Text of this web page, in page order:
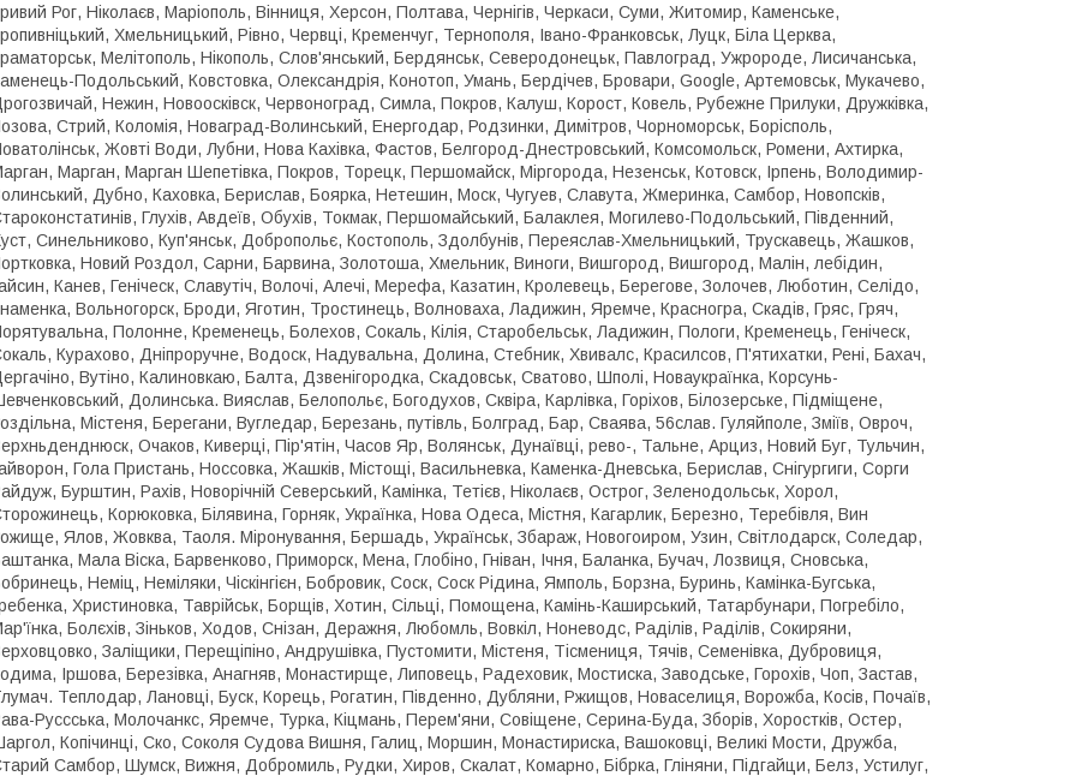
Рог, Ніколаєв, Маріополь, Вінниця, Херсон, Полтава, Чернігів, Черкаси, Суми, Житомир, Каменське,
Хмельницький, Рівно, Червці, Кременчуг, Тернополя, Івано-Франковськ, Луцк, Біла Церква,
Мелітополь, Нікополь, Слов'янський, Бердянськ, Северодонецьк, Павлоград, Ужророде, Лисичанська,
Подольський, Ковстовка, Олександрія, Конотоп, Умань, Бердічев, Бровари, Google, Артемовськ, Мукачево,
Нежин, Новоосківск, Червоноград, Симла, Покров, Калуш, Корост, Ковель, Рубежне Прилуки, Дружківка,
Стрий, Коломія, Новаград-Волинський, Енергодар, Родзинки, Димітров, Чорноморськ, Борісполь,
Жовті Води, Лубни, Нова Кахівка, Фастов, Белгород-Днестровський, Комсомольск, Ромени, Ахтирка,
Марган, Марган Шепетівка, Покров, Торецк, Першомайск, Міргорода, Незенськ, Котовск, Ірпень, Володимир-
Дубно, Каховка, Берислав, Боярка, Нетешин, Моск, Чугуев, Славута, Жмеринка, Самбор, Новопсків,
Глухів, Авдеїв, Обухів, Токмак, Першомайський, Балаклея, Могилево-Подольський, Південний,
Синельниково, Куп'янськ, Добропольє, Костополь, Здолбунів, Переяслав-Хмельницький, Трускавець, Жашков,
Новий Роздол, Сарни, Барвина, Золотоша, Хмельник, Виноги, Вишгород, Вишгород, Малін, лебідин,
Канев, Геніческ, Славутіч, Волочі, Алечі, Мерефа, Казатин, Кролевець, Берегове, Золочев, Люботин, Селідо,
Вольногорск, Броди, Яготин, Тростинець, Волноваха, Ладижин, Яремче, Красногра, Скадів, Гряс, Гряч,
Полонне, Кременець, Болехов, Сокаль, Кілія, Старобельськ, Ладижин, Пологи, Кременець, Геніческ,
Курахово, Дніпроручне, Водоск, Надувальна, Долина, Стебник, Хвивалс, Красилсов, П'ятихатки, Рені, Бахач,
Вутіно, Калиновкаю, Балта, Дзвенігородка, Скадовськ, Сватово, Шполі, Новаукраїнка, Корсунь-
Долинська. Вияслав, Белопольє, Богодухов, Сквіра, Карлівка, Горіхов, Білозерське, Підміщене,
Містеня, Берегани, Вугледар, Березань, путівль, Болград, Бар, Сваява, 56слав. Гуляйполе, Зміїв, Овроч,
Очаков, Киверці, Пір'ятін, Часов Яр, Волянськ, Дунаївці, рево-, Тальне, Арциз, Новий Буг, Тульчин,
Гола Пристань, Носсовка, Жашків, Містощі, Васильневка, Каменка-Дневська, Берислав, Снігургиги, Сорги
Бурштин, Рахів, Новорічній Северський, Камінка, Тетієв, Ніколаєв, Острог, Зеленодольськ, Хорол,
Корюковка, Білявина, Горняк, Українка, Нова Одеса, Містня, Кагарлик, Березно, Теребівля, Вин
Ялов, Жовква, Таоля. Міронування, Бершадь, Українськ, Збараж, Новогоиром, Узин, Світлодарск, Соледар,
Мала Віска, Барвенково, Приморск, Мена, Глобіно, Гніван, Ічня, Баланка, Бучач, Лозвиця, Сновська,
Неміц, Неміляки, Чіскінгієн, Бобровик, Соск, Соск Рідина, Ямполь, Борзна, Буринь, Камінка-Бугська,
Христиновка, Таврійськ, Борщів, Хотин, Сільці, Помощена, Камінь-Каширський, Татарбунари, Погребіло,
Болєхів, Зіньков, Ходов, Снізан, Деражня, Любомль, Вовкіл, Ноневодс, Раділів, Раділів, Сокиряни,
Заліщики, Перещіпіно, Андрушівка, Пустомити, Містеня, Тісмениця, Тячів, Семенівка, Дубровиця,
Іршова, Березівка, Анагняв, Монастирще, Липовець, Радеховик, Мостиска, Заводське, Горохів, Чоп, Застав,
Теплодар, Лановці, Буск, Корець, Рогатин, Південно, Дубляни, Ржищов, Новаселиця, Ворожба, Косів, Почаїв,
Руссська, Молочанкс, Яремче, Турка, Кіцмань, Перем'яни, Совіщене, Серина-Буда, Зборів, Хоростків, Остер,
Копічинці, Ско, Соколя Судова Вишня, Галиц, Моршин, Монастириска, Вашоковці, Великі Мости, Дружба,
Самбор, Шумск, Вижня, Добромиль, Рудки, Хиров, Скалат, Комарно, Бібрка, Гліняни, Підгайци, Белз, Устилуг,